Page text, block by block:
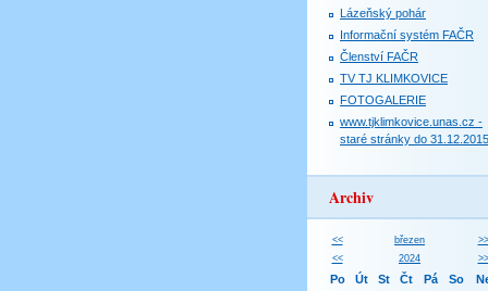
Lázeňský pohár
Informační systém FAČR
Členství FAČR
TV TJ KLIMKOVICE
FOTOGALERIE
www.tjklimkovice.unas.cz -
staré stránky do 31.12.2015
Archiv
<< březen
>>
<<
2024 >>
Po Út St Čt Pá So